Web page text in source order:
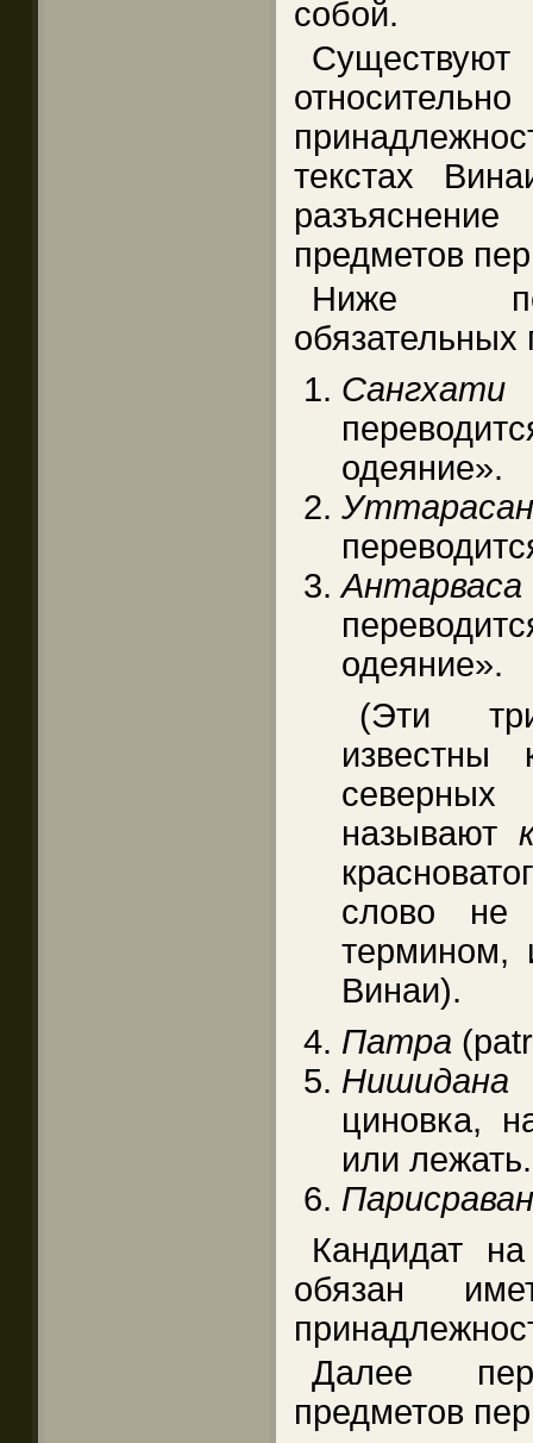
собой.
текстах
предметов
Ниже
Сангхати
одеяние».
Антарваса
одеяние».
(Эти
называют
слово не
термином,
Винаи).
Патра
Нишидана
циновка,
или лежать.
Кандидат
обязан
Далее
предметов